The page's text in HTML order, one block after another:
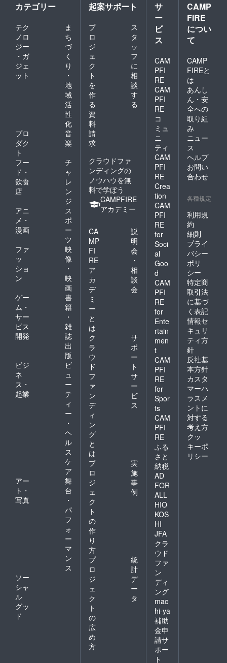
カテゴリー
テク
ノロ
ジー
・ガ
ジェ
ット
ま
ち
づ
く
り
・
地
域
活
性
化
プロ
ダク
ト
音
楽
フー
ド・
飲食
店
チ
ャ
レ
ン
ジ
アニ
メ・
漫画
ス
ポ
ー
ツ
ファ
ッ
ショ
ン
映
像
・
映
画
ゲー
ム・
サー
ビス
開発
書
籍
・
雑
誌
出
版
ビジ
ネ
ス・
起業
ビ
ュ
ー
テ
ィ
ー
・
ヘ
ル
ス
ケ
ア
アー
ト・
写真
舞
台
・
パ
フ
ォ
ー
マ
ン
ス
ソー
シャ
ル
グッ
ド
起案サポート
プ
ロ
ジ
ェ
ク
ト
を
作
る
ス
タ
ッ
フ
に
相
談
す
る
資
料
請
求
クラウドファ
ンディングの
ノウハウを無
料で学ぼう
CAMPFIRE
アカデミー
CA
MP
FI
RE
ア
カ
デ
ミ
ー
と
は
説
明
会
・
相
談
会
ク
ラ
ウ
ド
フ
ァ
ン
デ
ィ
ン
グ
と
は
サ
ポ
ー
ト
サ
ー
ビ
ス
プ
ロ
ジ
ェ
ク
ト
の
作
り
方
実
施
事
例
プ
ロ
ジ
ェ
ク
ト
の
広
め
方
統
計
デ
ー
タ
サ
ー
ビ
ス
CAM
PFI
RE
CAM
PFI
RE
コ
ミュ
ニ
ティ
CAM
PFI
RE
Crea
tion
CAM
PFI
RE
for
Soci
al
Goo
d
CAM
PFI
RE
for
Ente
rtain
men
t
CAM
PFI
RE
for
Spor
ts
CAM
PFI
RE
ふる
さと
納税
AD
FOR
ALL
HIO
KOS
HI
JFA
クラ
ウド
ファ
ン
ディ
ング
mac
hi-ya
補助
金申
請サ
ポー
ト
CAMP
FIRE
につい
て
CAMP
FIREと
は
あんし
ん・安
全への
取り組
み
ニュー
ス
ヘルプ
お問い
合わせ
各種規定
利用規
約
細則
プライ
バシー
ポリ
シー
特定商
取引法
に基づ
く表記
情報セ
キュリ
ティ方
針
反社基
本方針
カスタ
マーハ
ラスメ
ントに
対する
考え方
クッ
キーポ
リシー